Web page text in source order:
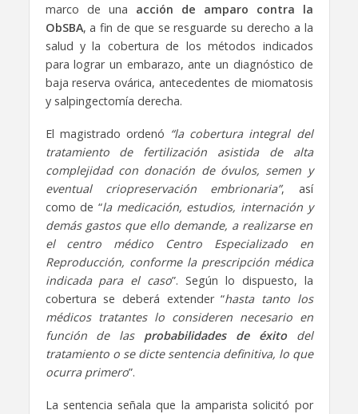
marco de una acción de amparo contra la
ObSBA, a fin de que se resguarde su derecho a la
salud y la cobertura de los métodos indicados
para lograr un embarazo, ante un diagnóstico de
baja reserva ovárica, antecedentes de miomatosis
y salpingectomía derecha.
El magistrado ordenó “la cobertura integral del
tratamiento de fertilización asistida de alta
complejidad con donación de óvulos, semen y
eventual criopreservación embrionaria”, así
como de “la medicación, estudios, internación y
demás gastos que ello demande, a realizarse en
el centro médico Centro Especializado en
Reproducción, conforme la prescripción médica
indicada para el caso”. Según lo dispuesto, la
cobertura se deberá extender “hasta tanto los
médicos tratantes lo consideren necesario en
función de las probabilidades de éxitodel
tratamiento o se dicte sentencia definitiva, lo que
ocurra primero”.
La sentencia señala que la amparista solicitó por